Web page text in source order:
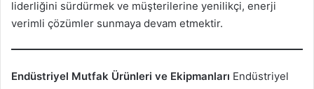
liderliğini sürdürmek ve müşterilerine yenilikçi, enerji
verimli çözümler sunmaya devam etmektir.
Endüstriyel Mutfak Ürünleri ve Ekipmanları Endüstriyel